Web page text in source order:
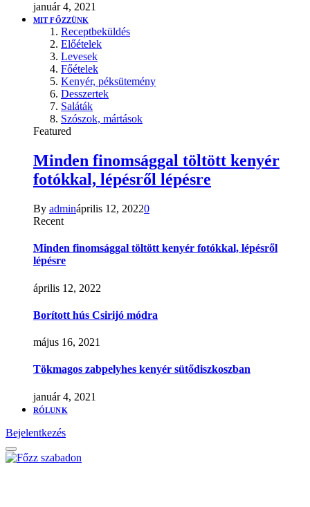
január 4, 2021
MIT FŐZZÜNK
Receptbeküldés
Előételek
Levesek
Főételek
Kenyér, péksütemény
Desszertek
Saláták
Szószok, mártások
Featured
Minden finomsággal töltött kenyér
fotókkal, lépésről lépésre
By admináprilis 12, 20220
Recent
Minden finomsággal töltött kenyér fotókkal, lépésről
lépésre
április 12, 2022
Borított hús Csirijó módra
május 16, 2021
Tökmagos zabpelyhes kenyér sütődiszkoszban
január 4, 2021
RÓLUNK
Bejelentkezés